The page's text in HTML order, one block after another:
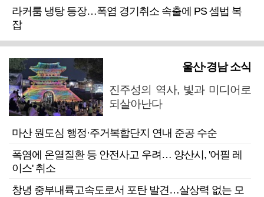
라커룸 냉탕 등장…폭염 경기취소 속출에 PS 셈법 복
잡
울산·경남 소식
진주성의 역사, 빛과 미디어로
되살아난다
마산 원도심 행정·주거복합단지 연내 준공 수순
폭염에 온열질환 등 안전사고 우려… 양산시, '어필 레
이스' 취소
창녕 중부내륙고속도로서 포탄 발견…살상력 없는 모